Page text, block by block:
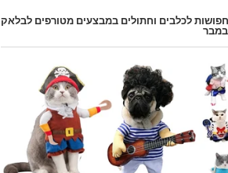
לכלבים וחתולים במבצעים מטורפים לבלאק